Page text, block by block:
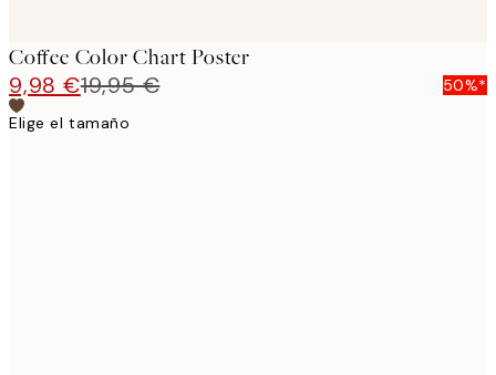
Coffee Color Chart Poster
9,98 €19,95 €
50%*
Elige el tamaño